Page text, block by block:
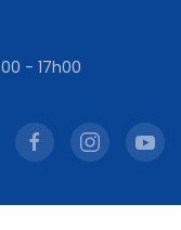
- 17h00